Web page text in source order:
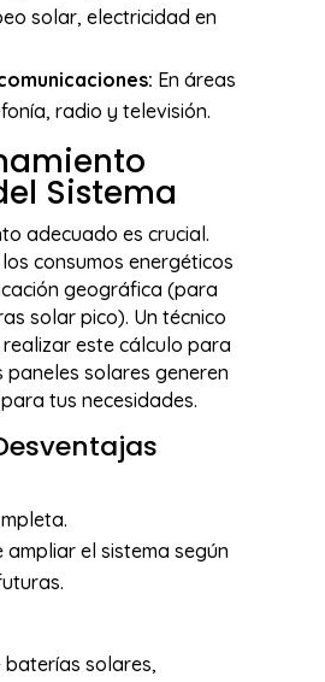
solar, electricidad en
En áreas
radio y televisión.
Sistema
adecuado es crucial.
consumos energéticos
geográfica (para
solar pico). Un técnico
este cálculo para
solares generen
tus necesidades.
ampliar el sistema según
baterías solares,